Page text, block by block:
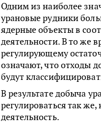
Одним из наиболее
урановые рудники
ядерные объекты в
деятельности. В то же
регулирующему
означают, что отходы
будут
В результате добыча
регулироваться так
деятельность.